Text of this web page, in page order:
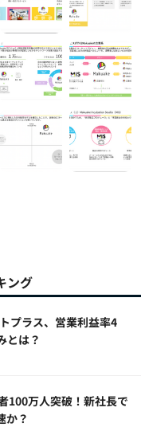
ング
プラス、営業利益率4
とは？
100万人突破！新社長で
か？